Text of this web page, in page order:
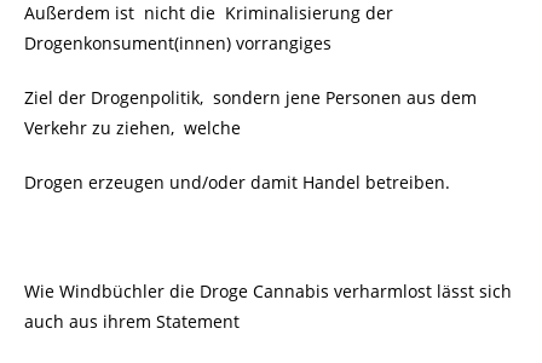
Außerdem ist nicht die Kriminalisierung der
Drogenkonsument(innen) vorrangiges
Ziel der Drogenpolitik, sondern jene Personen aus dem
Verkehr zu ziehen, welche
Drogen erzeugen und/oder damit Handel betreiben.
Wie Windbüchler die Droge Cannabis verharmlost lässt sich
auch aus ihrem Statement